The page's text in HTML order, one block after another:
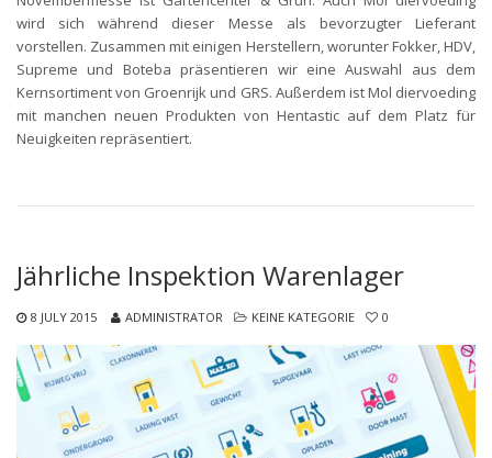
wird sich während dieser Messe als bevorzugter Lieferant
vorstellen. Zusammen mit einigen Herstellern, worunter Fokker, HDV,
Supreme und Boteba präsentieren wir eine Auswahl aus dem
Kernsortiment von Groenrijk und GRS. Außerdem ist Mol diervoeding
mit manchen neuen Produkten von Hentastic auf dem Platz für
Neuigkeiten repräsentiert.
Jährliche Inspektion Warenlager
8 JULY 2015 ADMINISTRATOR KEINE KATEGORIE 0